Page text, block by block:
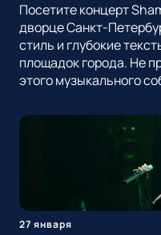
Посетите концерт
дворце Санкт-
стиль и глубокие
площадок города. Не
этого музыкального
27 января